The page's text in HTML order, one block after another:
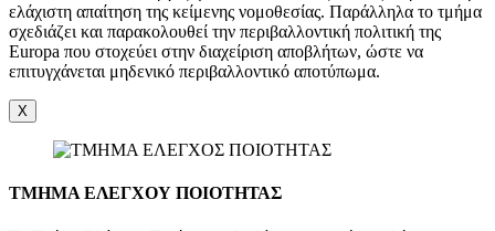
ελάχιστη απαίτηση της κείμενης νομοθεσίας. Παράλληλα το τμήμα
σχεδιάζει και παρακολουθεί την περιβαλλοντική πολιτική της
Europa που στοχεύει στην διαχείριση αποβλήτων, ώστε να
επιτυγχάνεται μηδενικό περιβαλλοντικό αποτύπωμα.
X
ΤΜΗΜΑ ΕΛΕΓΧΟΥ ΠΟΙΟΤΗΤΑΣ